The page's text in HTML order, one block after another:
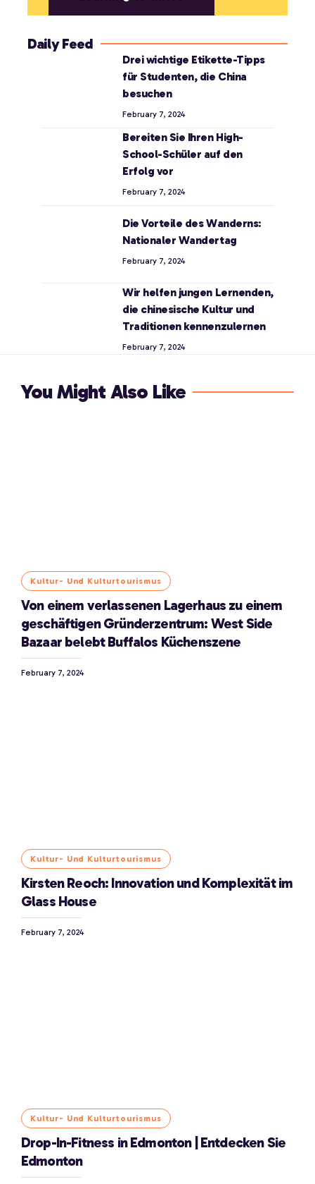
Daily Feed
Drei wichtige Etikette-Tipps
für Studenten, die China
besuchen
February 7, 2024
Bereiten Sie Ihren High-
School-Schüler auf den
Erfolg vor
February 7, 2024
Die Vorteile des Wanderns:
Nationaler Wandertag
February 7, 2024
Wir helfen jungen Lernenden,
die chinesische Kultur und
Traditionen kennenzulernen
February 7, 2024
You Might Also Like
Kultur- Und Kulturtourismus
Von einem verlassenen Lagerhaus zu einem
geschäftigen Gründerzentrum: West Side
Bazaar belebt Buffalos Küchenszene
February 7, 2024
Kultur- Und Kulturtourismus
Kirsten Reoch: Innovation und Komplexität im
Glass House
February 7, 2024
Kultur- Und Kulturtourismus
Drop-In-Fitness in Edmonton | Entdecken Sie
Edmonton